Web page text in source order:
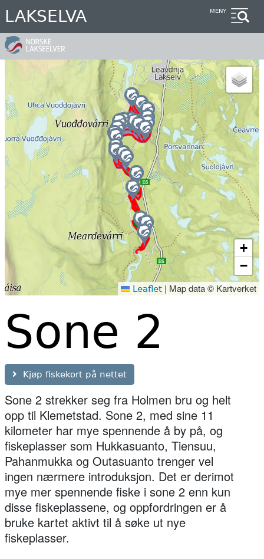
Hopp
til
hovedinnhold
LAKSELVA MENY
+
−
Leaflet | Map data © Kartverket
Sone 2
Kjøp fiskekort på nettet
Sone 2 strekker seg fra Holmen bru og helt
opp til Klemetstad. Sone 2, med sine 11
kilometer har mye spennende å by på, og
fiskeplasser som Hukkasuanto, Tiensuu,
Pahanmukka og Outasuanto trenger vel
ingen nærmere introduksjon. Det er derimot
mye mer spennende fiske i sone 2 enn kun
disse fiskeplassene, og oppfordringen er å
bruke kartet aktivt til å søke ut nye
fiskeplasser.